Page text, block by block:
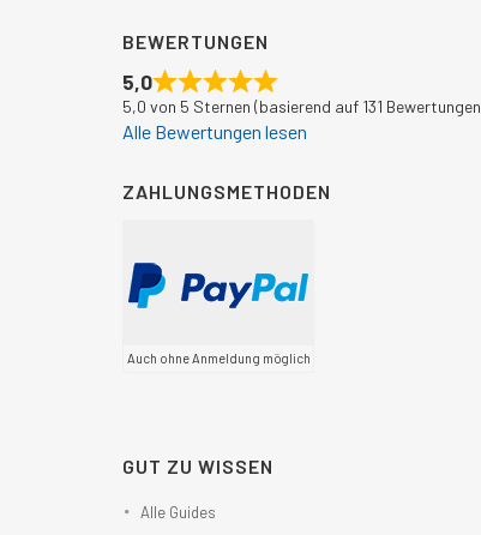
BEWERTUNGEN
5,0
5,0 von 5 Sternen (basierend auf 131
Alle Bewertungen lesen
ZAHLUNGSMETHODEN
Auch ohne Anmeldung möglich
GUT ZU WISSEN
Alle Guides